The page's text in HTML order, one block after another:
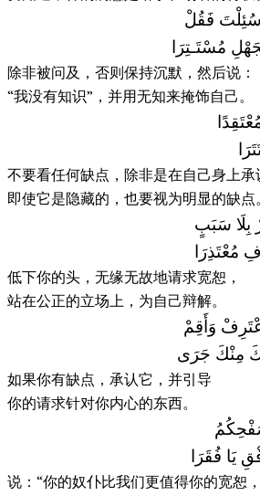
سُئِلْتَ فَقُلْ
مُسْتَـتِرَا
除非被问及，否则保持沉默，然后说：
“我没有知识”，并用无知来掩饰自己。
不要看任何缺点，除非是在自己身上承
即使它是隐藏的，也要视为明显的缺点。
سَبَبٍ
مُعْتَذِرَا
低下你的头，无缘无故地请求宽恕，
站在公正的立场上，为自己辩解。
وَأَقِمْ
مِنْكَ جَرَى
如果你有缺点，承认它，并引导
你的请求针对你内心的东西。
يَا فُقَرَا
说：“你的奴仆比我们更值得你的宽恕，